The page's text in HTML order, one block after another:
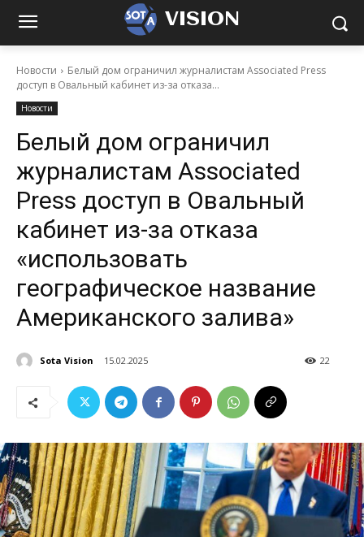
VISION
Новости
Белый дом ограничил журналистам Associated Press
доступ в Овальный кабинет из-за отказа...
Новости
Белый дом ограничил
журналистам Associated
Press доступ в Овальный
кабинет из-за отказа
«использовать
географическое название
Американского залива»
Sota Vision 15.02.2025 22